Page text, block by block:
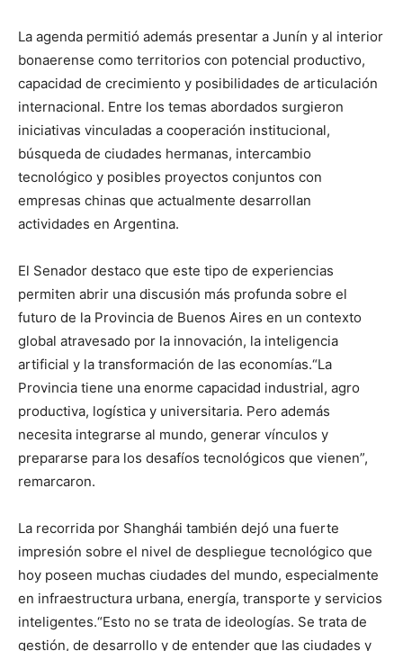
La agenda permitió además presentar a Junín y al interior
bonaerense como territorios con potencial productivo,
capacidad de crecimiento y posibilidades de articulación
internacional. Entre los temas abordados surgieron
iniciativas vinculadas a cooperación institucional,
búsqueda de ciudades hermanas, intercambio
tecnológico y posibles proyectos conjuntos con
empresas chinas que actualmente desarrollan
actividades en Argentina.
El Senador destaco que este tipo de experiencias
permiten abrir una discusión más profunda sobre el
futuro de la Provincia de Buenos Aires en un contexto
global atravesado por la innovación, la inteligencia
artificial y la transformación de las economías.“La
Provincia tiene una enorme capacidad industrial, agro
productiva, logística y universitaria. Pero además
necesita integrarse al mundo, generar vínculos y
prepararse para los desafíos tecnológicos que vienen”,
remarcaron.
La recorrida por Shanghái también dejó una fuerte
impresión sobre el nivel de despliegue tecnológico que
hoy poseen muchas ciudades del mundo, especialmente
en infraestructura urbana, energía, transporte y servicios
inteligentes.“Esto no se trata de ideologías. Se trata de
gestión, de desarrollo y de entender que las ciudades y